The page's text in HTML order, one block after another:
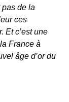
pas de la
ces
Et c’est une
France à
âge d’or du